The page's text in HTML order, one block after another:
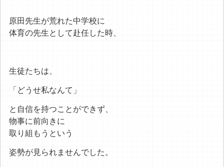
原田先生が荒れた中学校に
体育の先生として赴任した時、
生徒たちは、
「どうせ私なんて」
と自信を持つことができず、
物事に前向きに
取り組もうという
姿勢が見られませんでした。